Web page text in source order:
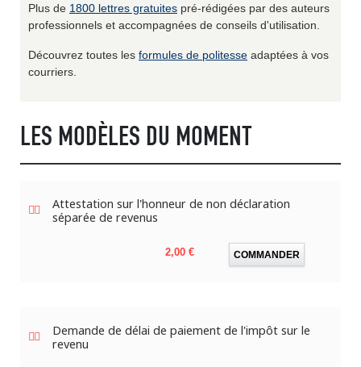
Plus de 1800 lettres gratuites pré-rédigées par des auteurs
professionnels et accompagnées de conseils d'utilisation.
Découvrez toutes les formules de politesse adaptées à vos
courriers.
LES MODÈLES DU MOMENT
Attestation sur l'honneur de non déclaration
séparée de revenus
Prix
2,00 € COMMANDER
Demande de délai de paiement de l'impôt sur le
revenu